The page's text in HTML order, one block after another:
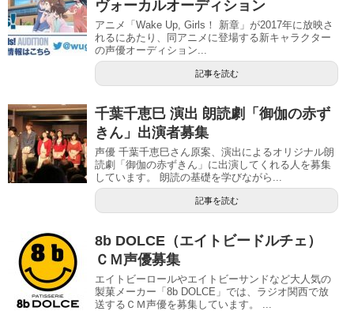
ヴォーカルオーディション
アニメ「Wake Up, Girls！ 新章」が2017年に放映さ
れるにあたり、同アニメに登場する新キャラクター
の声優オーディション...
記事を読む
千葉千恵巳 演出 朗読劇「御伽の赤ず
きん」出演者募集
声優 千葉千恵巳さん原案、演出によるオリジナル朗
読劇「御伽の赤ずきん」に出演してくれる人を募集
しています。 朗読の基礎を学びながら...
記事を読む
8b DOLCE（エイトビードルチェ）
ＣＭ声優募集
エイトビーロールやエイトビーサンドなど大人気の
製菓メーカー「8b DOLCE」では、ラジオ関西で放
送するＣＭ声優を募集しています。 ...